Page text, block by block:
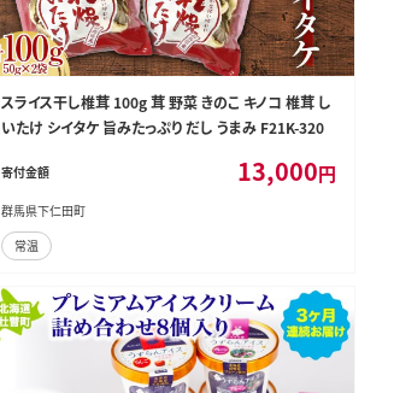
スライス干し椎茸 100g 茸 野菜 きのこ キノコ 椎茸 し
いたけ シイタケ 旨みたっぷり だし うまみ F21K-320
寄付金額 13,000円
群馬県下仁田町
常温